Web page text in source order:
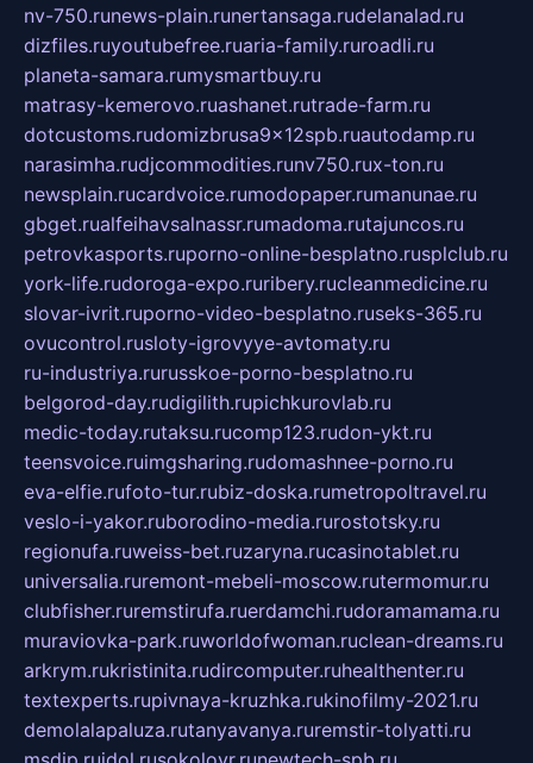
nv-750.runews-plain.runertansaga.rudelanalad.ru
dizfiles.ruyoutubefree.ruaria-family.ruroadli.ru
planeta-samara.rumysmartbuy.ru
matrasy-kemerovo.ruashanet.rutrade-farm.ru
dotcustoms.rudomizbrusa9x12spb.ruautodamp.ru
narasimha.rudjcommodities.runv750.rux-ton.ru
newsplain.rucardvoice.rumodopaper.rumanunae.ru
gbget.rualfeihavsalnassr.rumadoma.rutajuncos.ru
petrovkasports.ruporno-online-besplatno.rusplclub.ru
york-life.rudoroga-expo.ruribery.rucleanmedicine.ru
slovar-ivrit.ruporno-video-besplatno.ruseks-365.ru
ovucontrol.rusloty-igrovyye-avtomaty.ru
ru-industriya.rurusskoe-porno-besplatno.ru
belgorod-day.rudigilith.rupichkurovlab.ru
medic-today.rutaksu.rucomp123.rudon-ykt.ru
teensvoice.ruimgsharing.rudomashnee-porno.ru
eva-elfie.rufoto-tur.rubiz-doska.rumetropoltravel.ru
veslo-i-yakor.ruborodino-media.rurostotsky.ru
regionufa.ruweiss-bet.ruzaryna.rucasinotablet.ru
universalia.ruremont-mebeli-moscow.rutermomur.ru
clubfisher.ruremstirufa.ruerdamchi.rudoramamama.ru
muraviovka-park.ruworldofwoman.ruclean-dreams.ru
arkrym.rukristinita.rudircomputer.ruhealthenter.ru
textexperts.rupivnaya-kruzhka.rukinofilmy-2021.ru
demolalapaluza.rutanyavanya.ruremstir-tolyatti.ru